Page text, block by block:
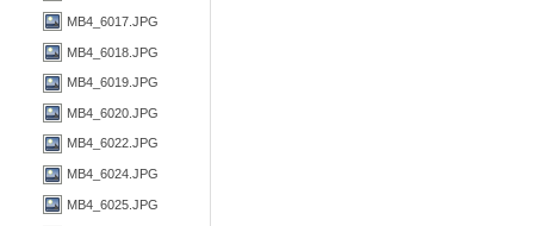
MB4_6017.JPG
MB4_6018.JPG
MB4_6019.JPG
MB4_6020.JPG
MB4_6022.JPG
MB4_6024.JPG
MB4_6025.JPG